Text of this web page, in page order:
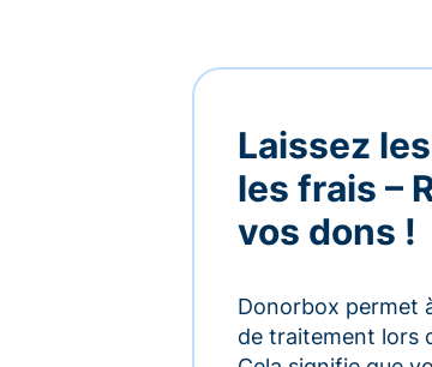
Laissez
les frais –
vos dons !
Donorbox permet
de traitement lors